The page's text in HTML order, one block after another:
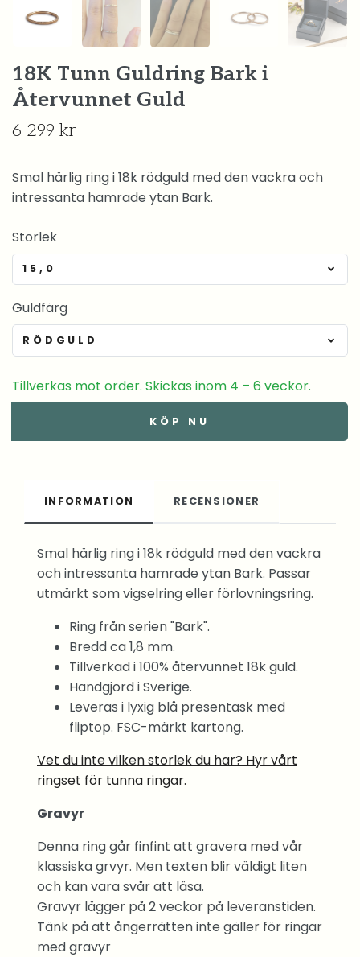
18K Tunn Guldring Bark i
Återvunnet Guld
6 299 kr
Smal härlig ring i 18k rödguld med den vackra och
intressanta hamrade ytan Bark.
Storlek
15,0
Guldfärg
RÖDGULD
Tillverkas mot order. Skickas inom 4 – 6 veckor.
KÖP NU
INFORMATION RECENSIONER
Smal härlig ring i 18k rödguld med den vackra
och intressanta hamrade ytan Bark. Passar
utmärkt som vigselring eller förlovningsring.
Ring från serien "Bark".
Bredd ca 1,8 mm.
Tillverkad i 100% återvunnet 18k guld.
Handgjord i Sverige.
Leveras i lyxig blå presentask med
fliptop. FSC-märkt kartong.
Vet du inte vilken storlek du har? Hyr vårt
ringset för tunna ringar.
Gravyr
Denna ring går finfint att gravera med vår
klassiska grvyr. Men texten blir väldigt liten
och kan vara svår att läsa.
Gravyr lägger på 2 veckor på leveranstiden.
Tänk på att ångerrätten inte gäller för ringar
med gravyr